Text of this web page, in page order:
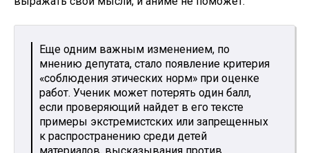
Еще одним важным изменением, по
мнению депутата, стало появление критерия
«соблюдения этических норм» при оценке
работ. Ученик может потерять один балл,
если проверяющий найдет в его тексте
примеры экстремистских или запрещенных
к распространению среди детей